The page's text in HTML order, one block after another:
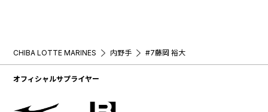
CHIBA LOTTE MARINES 内野手 #7藤岡 裕大
オフィシャルサプライヤー